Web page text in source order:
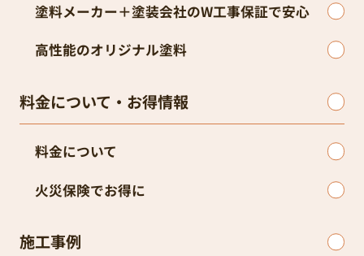
塗料メーカー＋塗装会社のW工事保証で安心
高性能のオリジナル塗料
料金について・お得情報
料金について
火災保険でお得に
施工事例